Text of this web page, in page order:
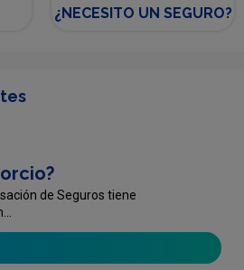
¿NECESITO UN SEGURO?
de Seguros tiene